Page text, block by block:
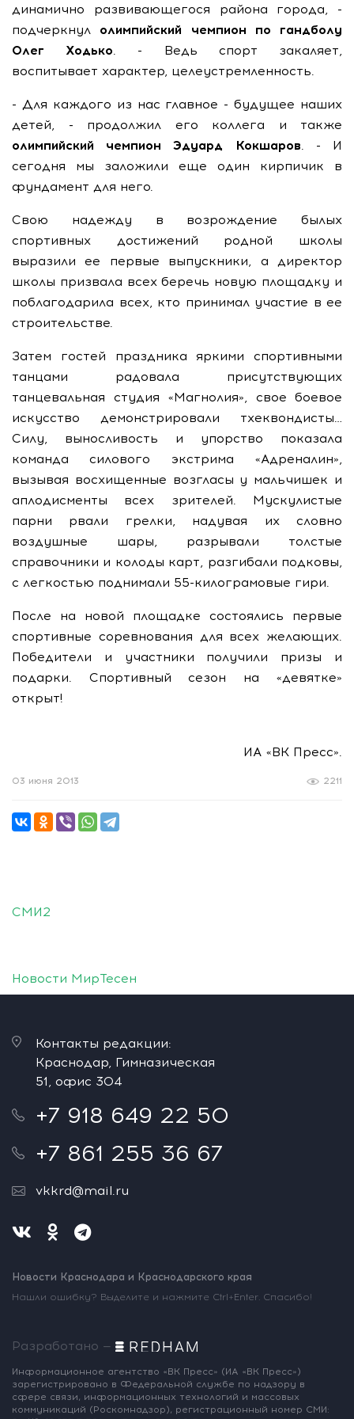
динамично развивающегося района города, -
подчеркнул олимпийский чемпион по гандболу
Олег Ходько. - Ведь спорт закаляет,
воспитывает характер, целеустремленность.
- Для каждого из нас главное - будущее наших
детей, - продолжил его коллега и также
олимпийский чемпион Эдуард Кокшаров. - И
сегодня мы заложили еще один кирпичик в
фундамент для него.
Свою надежду в возрождение былых
спортивных достижений родной школы
выразили ее первые выпускники, а директор
школы призвала всех беречь новую площадку и
поблагодарила всех, кто принимал участие в ее
строительстве.
Затем гостей праздника яркими спортивными
танцами радовала присутствующих
танцевальная студия «Магнолия», свое боевое
искусство демонстрировали тхеквондисты…
Силу, выносливость и упорство показала
команда силового экстрима «Адреналин»,
вызывая восхищенные возгласы у мальчишек и
аплодисменты всех зрителей. Мускулистые
парни рвали грелки, надувая их словно
воздушные шары, разрывали толстые
справочники и колоды карт, разгибали подковы,
с легкостью поднимали 55-килограмовые гири.
После на новой площадке состоялись первые
спортивные соревнования для всех желающих.
Победители и участники получили призы и
подарки. Спортивный сезон на «девятке»
открыт!
ИА «ВК Пресс».
2211
03 июня 2013
СМИ2
Новости МирТесен
Контакты редакции:
Краснодар, Гимназическая
51, офис 304
+7 918 649 22 50
+7 861 255 36 67
vkkrd@mail.ru
Новости Краснодара и Краснодарского края
Нашли ошибку? Выделите и нажмите Ctrl+Enter. Спасибо!
Разработано —
Информационное агентство «ВК Пресс» (ИА «ВК Пресс»)
зарегистрировано в Федеральной службе по надзору в
сфере связи, информационных технологий и массовых
коммуникаций (Роскомнадзор), регистрационный номер СМИ: